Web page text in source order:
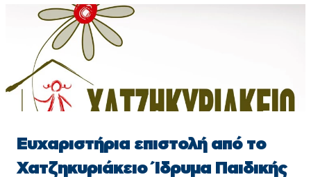
Ευχαριστήρια επιστολή από το
Χατζηκυριάκειο Ίδρυμα Παιδικής